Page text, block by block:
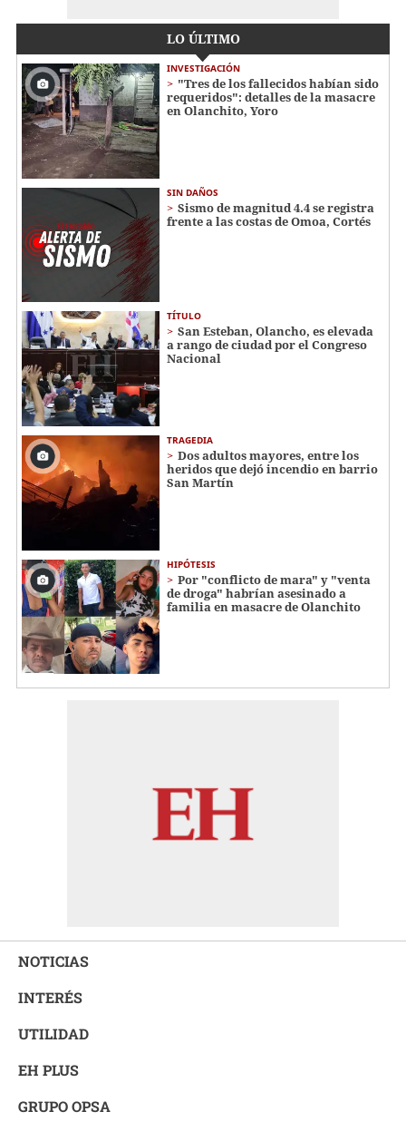
LO ÚLTIMO
INVESTIGACIÓN
"Tres de los fallecidos habían sido
requeridos": detalles de la masacre
en Olanchito, Yoro
SIN DAÑOS
Sismo de magnitud 4.4 se registra
frente a las costas de Omoa, Cortés
TÍTULO
San Esteban, Olancho, es elevada
a rango de ciudad por el Congreso
Nacional
TRAGEDIA
Dos adultos mayores, entre los
heridos que dejó incendio en barrio
San Martín
HIPÓTESIS
Por "conflicto de mara" y "venta
de droga" habrían asesinado a
familia en masacre de Olanchito
NOTICIAS
INTERÉS
UTILIDAD
EH PLUS
GRUPO OPSA